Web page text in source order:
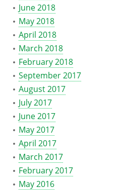
June 2018
May 2018
April 2018
March 2018
February 2018
September 2017
August 2017
July 2017
June 2017
May 2017
April 2017
March 2017
February 2017
May 2016